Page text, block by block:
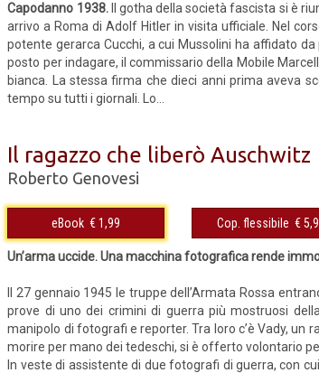
Capodanno 1938.Il gotha della società fascista si è
arrivo a Roma di Adolf Hitler in visita ufficiale. Nel
potente gerarca Cucchi, a cui Mussolini ha affidato
posto per indagare, il commissario della Mobile
bianca. La stessa firma che dieci anni prima aveva
tempo su tutti i giornali. Lo...
Il ragazzo che liberò Auschwitz
Roberto Genovesi
eBook € 1,99 Cop. flessibile
Un’arma uccide. Una macchina fotografica rende
Il 27 gennaio 1945 le truppe dell’Armata Rossa
prove di uno dei crimini di guerra più mostruosi
manipolo di fotografi e reporter. Tra loro c’è Vady, un
morire per mano dei tedeschi, si è offerto volontario
In veste di assistente di due fotografi di guerra, con